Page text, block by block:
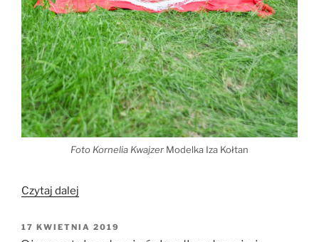
Foto Kornelia Kwajzer Modelka Iza Kołtan
Czytaj dalej
na
OPUBLIKOWANE
W
17 KWIETNIA 2019